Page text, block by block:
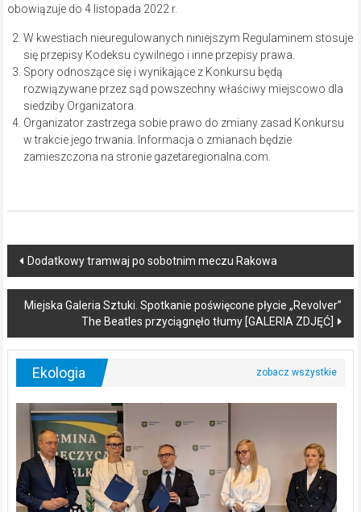
obowiązuje do 4 listopada 2022 r.
W kwestiach nieuregulowanych niniejszym Regulaminem stosuje
się przepisy Kodeksu cywilnego i inne przepisy prawa.
Spory odnoszące się i wynikające z Konkursu będą
rozwiązywane przez sąd powszechny właściwy miejscowo dla
siedziby Organizatora.
Organizator zastrzega sobie prawo do zmiany zasad Konkursu
w trakcie jego trwania. Informacja o zmianach będzie
zamieszczona na stronie gazetaregionalna.com.
Post
navigation
Dodatkowy tramwaj po sobotnim meczu Rakowa
Miejska Galeria Sztuki. Spotkanie poświęcone płycie „Revolver”
The Beatles przyciągnęło tłumy [GALERIA ZDJĘĆ]
Ekologia